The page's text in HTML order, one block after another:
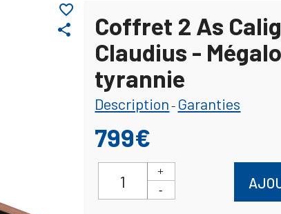
share
favorite_border
Coffret 2 As
Claudius -
tyrannie
Description - Garanties
799€